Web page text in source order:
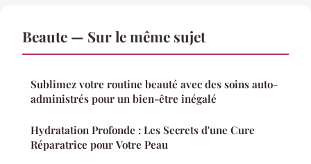
Beaute — Sur le même sujet
Sublimez votre routine beauté avec des soins auto-
administrés pour un bien-être inégalé
Hydratation Profonde : Les Secrets d'une Cure
Réparatrice pour Votre Peau